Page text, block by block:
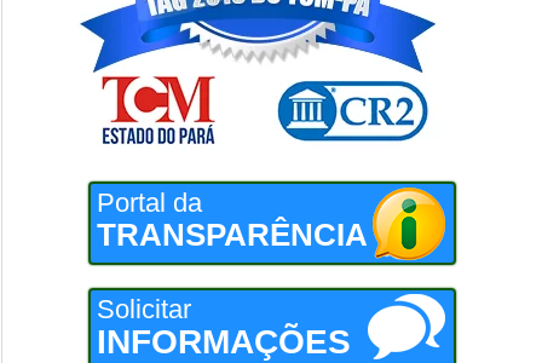
Portal da
TRANSPARÊNCIA
Solicitar
INFORMAÇÕES